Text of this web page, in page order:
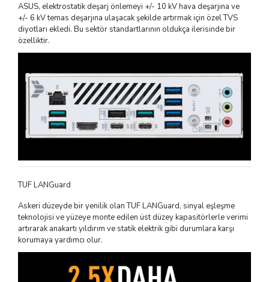
ASUS, elektrostatik deşarj önlemeyi +/- 10 kV hava deşarjına ve
+/- 6 kV temas deşarjına ulaşacak şekilde artırmak için özel TVS
diyotları ekledi. Bu sektör standartlarının oldukça ilerisinde bir
özelliktir.
TUF LANGuard
Askeri düzeyde bir yenilik olan TUF LANGuard, sinyal eşleşme
teknolojisi ve yüzeye monte edilen üst düzey kapasitörlerle verimi
artırarak anakartı yıldırım ve statik elektrik gibi durumlara karşı
korumaya yardımcı olur.